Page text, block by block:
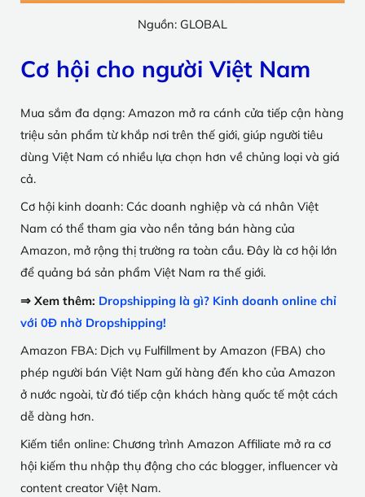
Nguồn: GLOBAL
Cơ hội cho người Việt Nam
Mua sắm đa dạng: Amazon mở ra cánh cửa tiếp cận hàng
triệu sản phẩm từ khắp nơi trên thế giới, giúp người tiêu
dùng Việt Nam có nhiều lựa chọn hơn về chủng loại và giá
cả.
Cơ hội kinh doanh: Các doanh nghiệp và cá nhân Việt
Nam có thể tham gia vào nền tảng bán hàng của
Amazon, mở rộng thị trường ra toàn cầu. Đây là cơ hội lớn
để quảng bá sản phẩm Việt Nam ra thế giới.
⇒ Xem thêm: Dropshipping là gì? Kinh doanh online chỉ
với 0Đ nhờ Dropshipping!
Amazon FBA: Dịch vụ Fulfillment by Amazon (FBA) cho
phép người bán Việt Nam gửi hàng đến kho của Amazon
ở nước ngoài, từ đó tiếp cận khách hàng quốc tế một cách
dễ dàng hơn.
Kiếm tiền online: Chương trình Amazon Affiliate mở ra cơ
hội kiếm thu nhập thụ động cho các blogger, influencer và
content creator Việt Nam.